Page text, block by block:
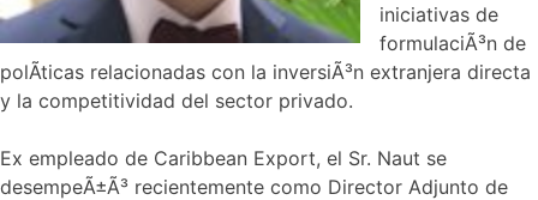
iniciativas de
formulaciÃ³n de
polÃ­ticas relacionadas con la inversiÃ³n extranjera directa
y la competitividad del sector privado.
Ex empleado de Caribbean Export, el Sr. Naut se
desempeÃ±Ã³ recientemente como Director Adjunto de